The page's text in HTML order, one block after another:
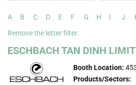
A B C D E F G H I J
Remove the letter filter.
ESCHBACH TAN DINH
Booth Location:
Products/Sectors: